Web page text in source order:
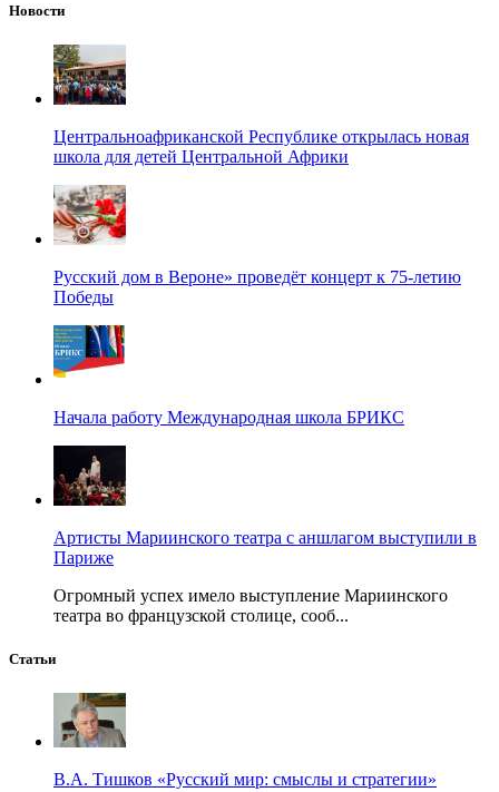
Новости
Центральноафриканской Республике открылась новая
школа для детей Центральной Африки
Русский дом в Вероне» проведёт концерт к 75-летию
Победы
Начала работу Международная школа БРИКС
Артисты Мариинского театра с аншлагом выступили в
Париже
Огромный успех имело выступление Мариинского
театра во французской столице, сооб...
Статьи
В.А. Тишков «Русский мир: смыслы и стратегии»